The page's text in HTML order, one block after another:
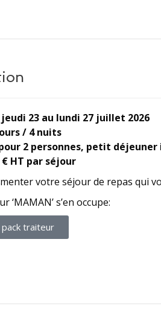
jeudi 23 au lundi 27 juillet 2026
/ 4 nuits
2 personnes, petit déjeuner
€ HT par séjour
votre séjour de repas qui
‘MAMAN’ s’en occupe:
pack traiteur